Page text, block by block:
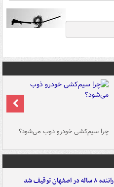
چرا سیم‌کشی خودرو ذوب می‌شود؟
توقیف شد